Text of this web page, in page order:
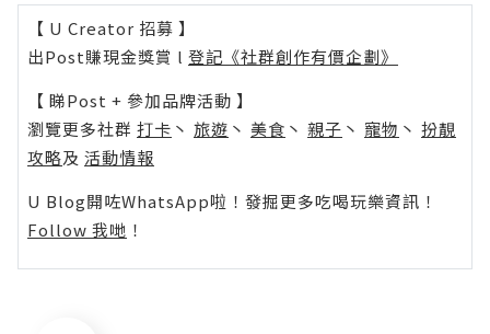
【 U Creator 招募 】
出Post賺現金獎賞 l 登記《社群創作有價企劃》
【 睇Post + 參加品牌活動 】
瀏覽更多社群 打卡 丶 旅遊 丶 美食 丶 親子 丶 寵物 丶 扮靚
攻略及 活動情報
U Blog開咗WhatsApp啦！發掘更多吃喝玩樂資訊！
Follow 我哋 ！